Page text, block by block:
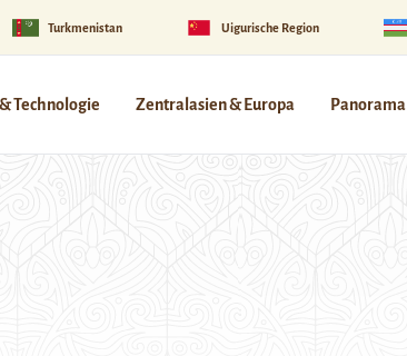
Turkmenistan Uigurische Region
Technologie Zentralasien & Europa Panorama